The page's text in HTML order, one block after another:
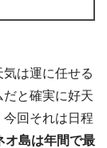
は運に任せる
と確実に好天
回それは日程
オ島は年間で最